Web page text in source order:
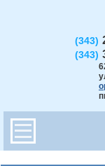
(343)
(343)